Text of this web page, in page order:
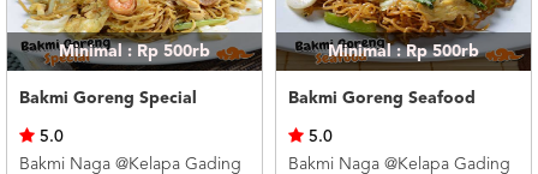
Minimal : Rp 500rb
Bakmi Goreng Special
5.0
Bakmi Naga @Kelapa Gading
Minimal : Rp 500rb
Bakmi Goreng Seafood
5.0
Bakmi Naga @Kelapa Gading